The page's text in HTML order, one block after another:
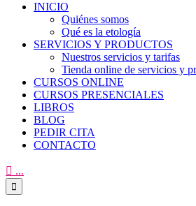
INICIO
Quiénes somos
Qué es la etología
SERVICIOS Y PRODUCTOS
Nuestros servicios y tarifas
Tienda online de servicios y
CURSOS ONLINE
CURSOS PRESENCIALES
LIBROS
BLOG
PEDIR CITA
CONTACTO
 ...
